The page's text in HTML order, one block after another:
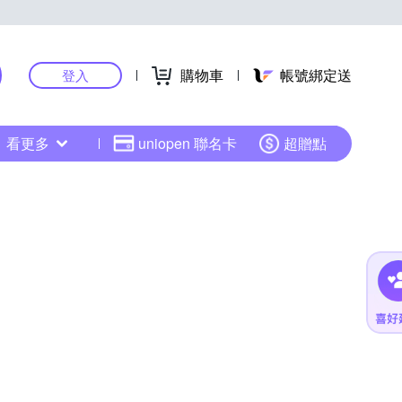
登入 購物車 帳號綁定送
看更多 uniopen 聯名卡 超贈點